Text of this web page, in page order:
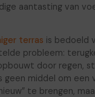
aantasting van
terras is bedoeld
probleem:
door regen,
geen middel om een
te brengen,